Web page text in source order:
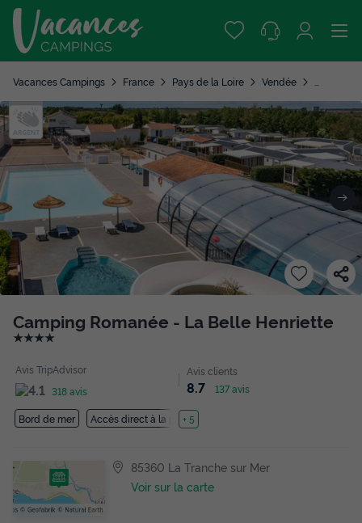
Vacances Campings France Pays de la Loire Vendée
Camping Romanée - La Belle Henriette
★★★★
Avis TripAdvisor
318 avis
Avis clients
8.7 137 avis
Bord de mer Accès direct à la plage
+ 5
85360 La Tranche sur Mer
Voir sur la carte